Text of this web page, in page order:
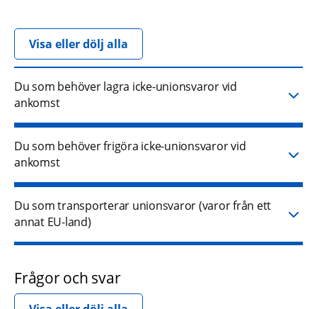
Visa eller dölj alla
Du som behöver lagra icke-unionsvaror vid
ankomst
Du som behöver frigöra icke-unionsvaror vid
ankomst
Du som transporterar unionsvaror (varor från ett
annat EU-land)
Frågor och svar